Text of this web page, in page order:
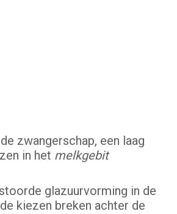
zwangerschap, een laag
in het melkgebit
glazuurvorming in de
kiezen breken achter de